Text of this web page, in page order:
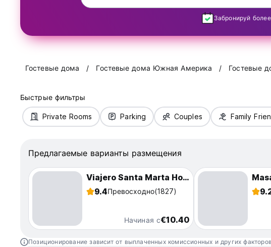
Забронируй
Гостевые дома Гостевые дома Южная Америка Гостевые
Быстрые фильтры
Private Rooms Parking Couples Family
Предлагаемые варианты размещения
Viajero Santa Marta Hostel
9.4Превосходно(1827)
Начиная с€10.40
Позиционирование зависит от выплаченных комиссионных и других